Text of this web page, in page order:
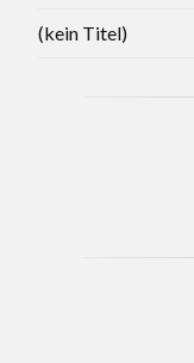
(kein Titel)